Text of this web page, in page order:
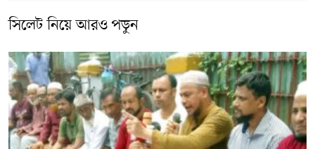
সিলেট নিয়ে আরও পড়ুন